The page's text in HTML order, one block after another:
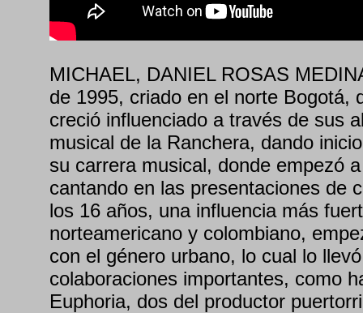
MICHAEL, DANIEL ROSAS
de 1995, criado en el norte Bogotá,
creció influenciado a través de sus
musical de la Ranchera, dando
su carrera musical, donde empezó
cantando en las presentaciones de
los 16 años, una influencia más
norteamericano y colombiano,
con el género urbano, lo cual lo
colaboraciones importantes, como
Euphoria, dos del productor